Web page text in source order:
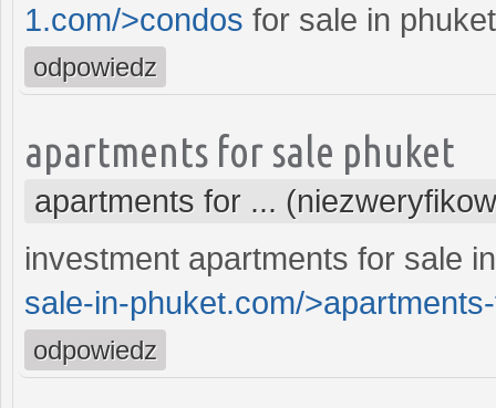
1.com/>condos for sale in
odpowiedz
apartments for sale phuket
apartments for ...
investment apartments for sale
sale-in-phuket.com/
odpowiedz